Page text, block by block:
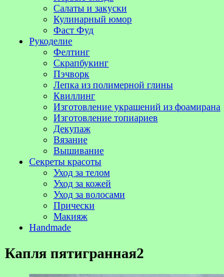
Салаты и закуски
Кулинарный юмор
Фаст Фуд
Рукоделие
Фелтинг
Скрапбукинг
Пэчворк
Лепка из полимерной глины
Квиллинг
Изготовление украшений из фоамирана
Изготовление топиариев
Декупаж
Вязание
Вышивание
Секреты красоты
Уход за телом
Уход за кожей
Уход за волосами
Прически
Макияж
Handmade
Капля пятигранная2